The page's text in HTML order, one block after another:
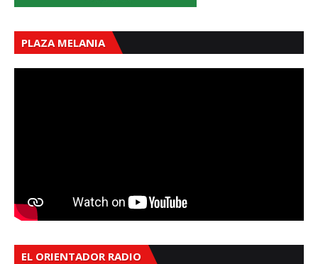
PLAZA MELANIA
EL ORIENTADOR RADIO